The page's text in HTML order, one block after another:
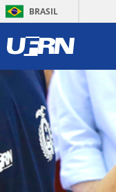
BRASIL